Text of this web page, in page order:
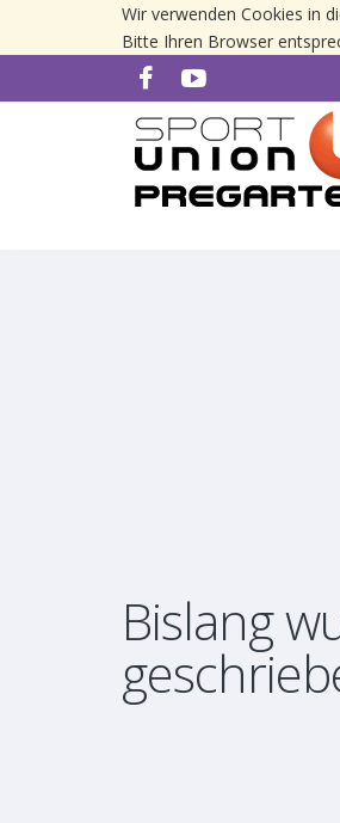
Wir verwenden Cookies in
Bitte Ihren Browser
Bislang